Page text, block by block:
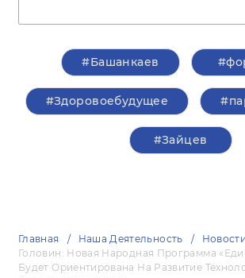
#Башанкаев
#Здоровоебудущее
#Зайцев
Главная Наша Деятельность Новости
Головин: Новая Народная Программа
Будет Ориентирована На Развитие